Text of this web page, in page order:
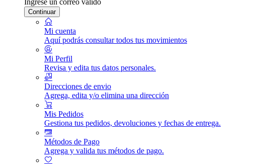
Continuar
Mi cuenta
Aquí podrás consultar todos tus movimientos
Mi Perfil
Revisa y edita tus datos personales.
Direcciones de envio
Agrega, edita y/o elimina una dirección
Mis Pedidos
Gestiona tus pedidos, devoluciones y fechas de entrega.
Métodos de Pago
Agrega y valida tus métodos de pago.